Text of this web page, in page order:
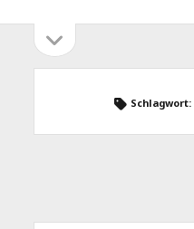
Seitenleiste
öffnen
Schlagwort: